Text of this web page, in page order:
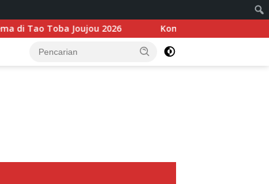
2026 Komitmen Perkuat Ekonomi, BI dan Bupati